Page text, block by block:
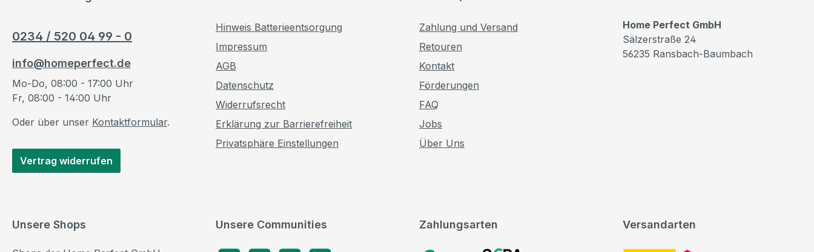
0234 / 520 04 99 - 0
info@homeperfect.de
Mo-Do, 08:00 - 17:00 Uhr
Fr, 08:00 - 14:00 Uhr
Oder über unser Kontaktformular.
Vertrag widerrufen
Hinweis Batterieentsorgung
Impressum
AGB
Datenschutz
Widerrufsrecht
Erklärung zur Barrierefreiheit
Privatsphäre Einstellungen
Zahlung und Versand
Retouren
Kontakt
Förderungen
FAQ
Jobs
Über Uns
Zahlungsarten Versandarten
Home Perfect GmbH
Sälzerstraße 24
56235 Ransbach-Baumbach
Unsere Communities
Unsere Shops